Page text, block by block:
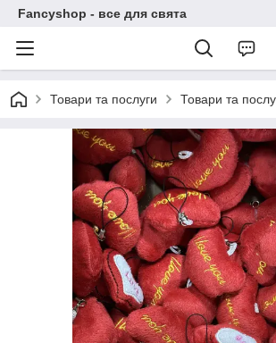
Fancyshop - все для свята
Товари та послуги Товари та